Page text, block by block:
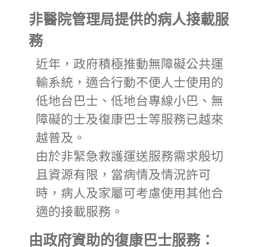
非醫院管理局提供的病人接載服
務
近年，政府積極推動無障礙公共運
輸系統，適合行動不便人士使用的
低地台巴士、低地台專線小巴、無
障礙的士及復康巴士等服務已越來
越普及。
由於非緊急救護運送服務需求殷切
且資源有限，當病情及情況許可
時，病人及家屬可考慮使用其他合
適的接載服務。
由政府資助的復康巴士服務：